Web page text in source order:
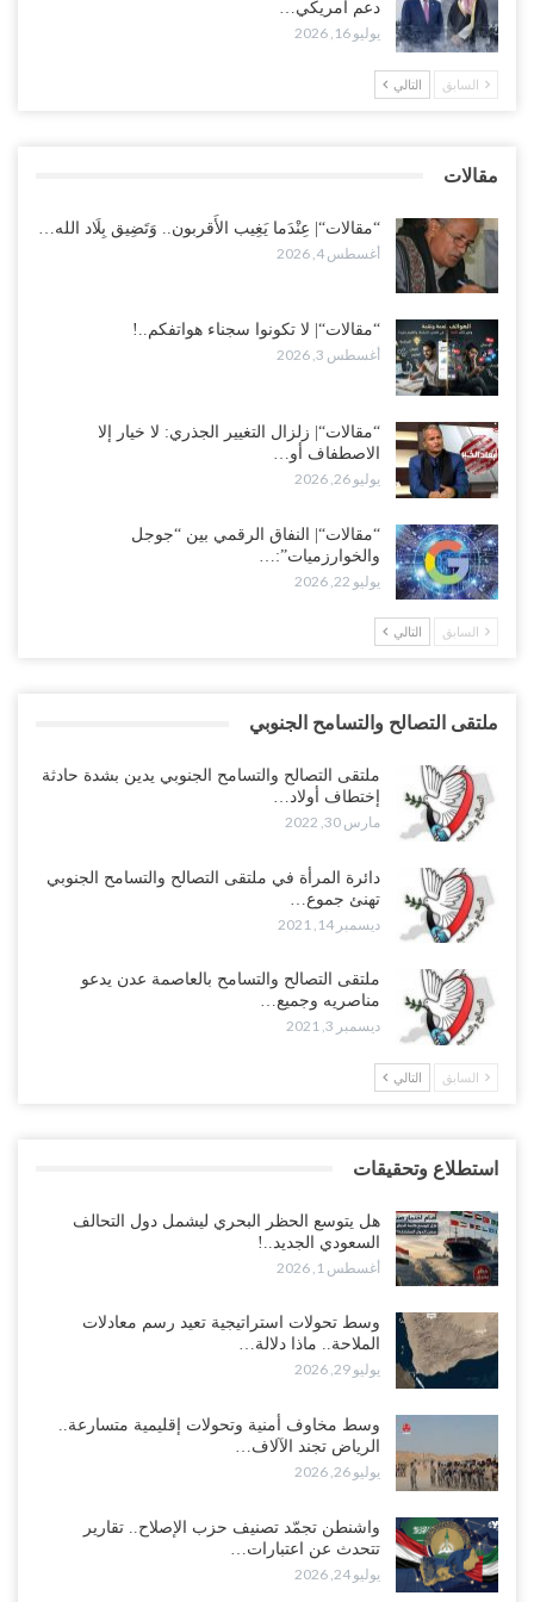
العطش وغياب الغاز يفاقمان مأساة الأهالي بعدن.. مدينة تغرق في دوامة
الانهيار الخدمي..!
أغسطس 3, 2026
دعم أمريكي…
يوليو 16, 2026
السابق التالي
مقالات
“مقالات“| عِنْدَما يَغِيب الأَقربون.. وَتَضِيق بِلَاد الله…
أغسطس 4, 2026
“مقالات“| لا تكونوا سجناء هواتفكم..!
أغسطس 3, 2026
“مقالات“| زلزال التغيير الجذري: لا خيار إلا
الاصطفاف أو…
يوليو 26, 2026
“مقالات“| النفاق الرقمي بين “جوجل
والخوارزميات”:…
يوليو 22, 2026
السابق التالي
ملتقى التصالح والتسامح الجنوبي
ملتقى التصالح والتسامح الجنوبي يدين بشدة حادثة
إختطاف أولاد…
مارس 30, 2022
دائرة المرأة في ملتقى التصالح والتسامح الجنوبي
تهنئ جموع…
ديسمبر 14, 2021
ملتقى التصالح والتسامح بالعاصمة عدن يدعو
مناصريه وجميع…
ديسمبر 3, 2021
السابق التالي
استطلاع وتحقيقات
هل يتوسع الحظر البحري ليشمل دول التحالف
السعودي الجديد..!
أغسطس 1, 2026
وسط تحولات استراتيجية تعيد رسم معادلات
الملاحة.. ماذا دلالة…
يوليو 29, 2026
وسط مخاوف أمنية وتحولات إقليمية متسارعة..
الرياض تجند الآلاف…
يوليو 26, 2026
واشنطن تجمّد تصنيف حزب الإصلاح.. تقارير
تتحدث عن اعتبارات…
يوليو 24, 2026